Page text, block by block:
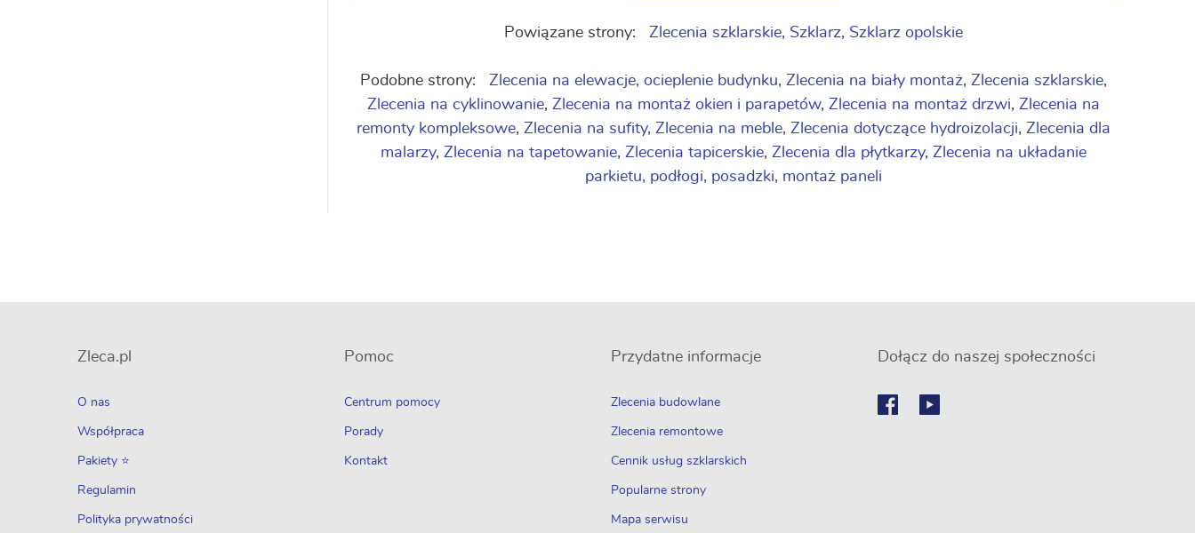
Powiązane strony: Zlecenia szklarskie, Szklarz, Szklarz opolskie
Podobne strony: Zlecenia na elewacje, ocieplenie budynku, Zlecenia na biały montaż, Zlecenia szklarskie,
Zlecenia na cyklinowanie, Zlecenia na montaż okien i parapetów, Zlecenia na montaż drzwi, Zlecenia na
remonty kompleksowe, Zlecenia na sufity, Zlecenia na meble, Zlecenia dotyczące hydroizolacji, Zlecenia dla
malarzy, Zlecenia na tapetowanie, Zlecenia tapicerskie, Zlecenia dla płytkarzy, Zlecenia na układanie
parkietu, podłogi, posadzki, montaż paneli
Zleca.pl
O nas
Współpraca
Pakiety ⭐
Regulamin
Polityka prywatności
Pomoc
Centrum pomocy
Porady
Kontakt
Przydatne informacje
Zlecenia budowlane
Zlecenia remontowe
Cennik usług szklarskich
Popularne strony
Mapa serwisu
Dołącz do naszej społeczności